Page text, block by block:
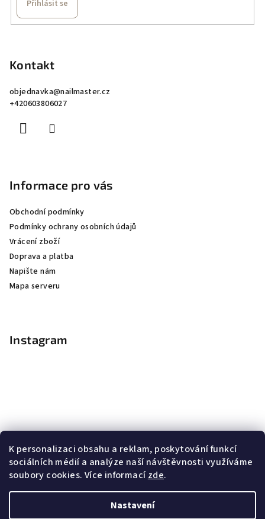
K personalizaci obsahu a reklam, poskytování funkcí
sociálních médií a analýze naší návštěvnosti využíváme
soubory cookies. Více informacízde.
Nastavení
Přihlásit se
Kontakt
objednavka@nailmaster.cz
+420603806027
Informace pro vás
Obchodní podmínky
Podmínky ochrany osobních údajů
Vrácení zboží
Doprava a platba
Napište nám
Mapa serveru
Instagram
Sledovat na Instagramu